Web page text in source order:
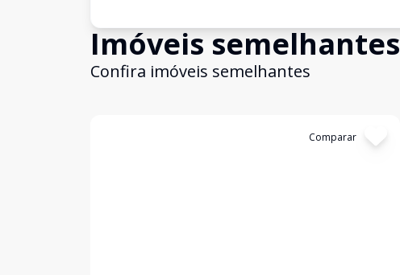
Imóveis semelhantes
Confira imóveis semelhantes
Comparar